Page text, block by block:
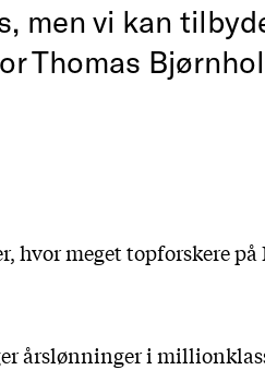
men vi kan
Thomas
hvor meget topforskere på
årslønninger i